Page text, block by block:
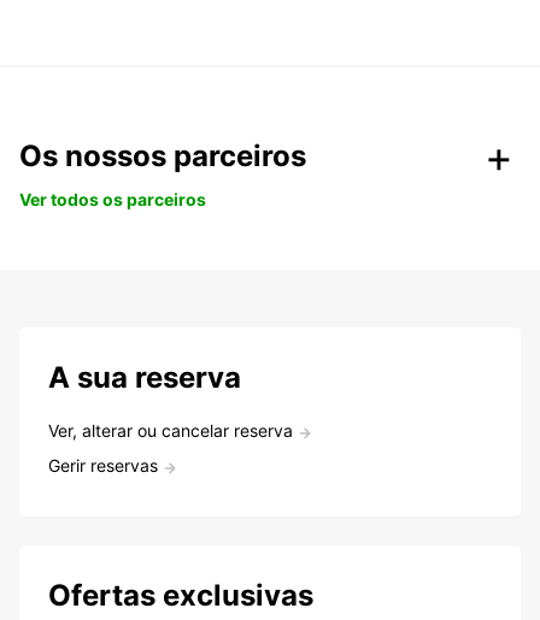
Os nossos parceiros
Ver todos os parceiros
A sua reserva
Ver, alterar ou cancelar reserva
Gerir reservas
Ofertas exclusivas